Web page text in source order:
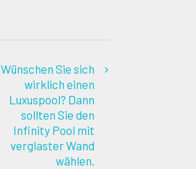
Wünschen Sie sich
wirklich einen
Luxuspool? Dann
sollten Sie den
Infinity Pool mit
verglaster Wand
wählen.